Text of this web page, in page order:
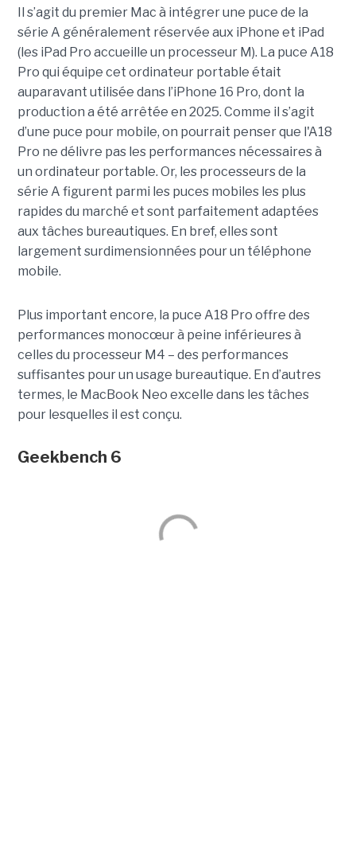
Il s’agit du premier Mac à intégrer une puce de la
série A généralement réservée aux iPhone et iPad
(les iPad Pro accueille un processeur M). La puce A18
Pro qui équipe cet ordinateur portable était
auparavant utilisée dans l’iPhone 16 Pro, dont la
production a été arrêtée en 2025. Comme il s’agit
d’une puce pour mobile, on pourrait penser que l'A18
Pro ne délivre pas les performances nécessaires à
un ordinateur portable. Or, les processeurs de la
série A figurent parmi les puces mobiles les plus
rapides du marché et sont parfaitement adaptées
aux tâches bureautiques. En bref, elles sont
largement surdimensionnées pour un téléphone
mobile.
Plus important encore, la puce A18 Pro offre des
performances monocœur à peine inférieures à
celles du processeur M4 – des performances
suffisantes pour un usage bureautique. En d’autres
termes, le MacBook Neo excelle dans les tâches
pour lesquelles il est conçu.
Geekbench 6